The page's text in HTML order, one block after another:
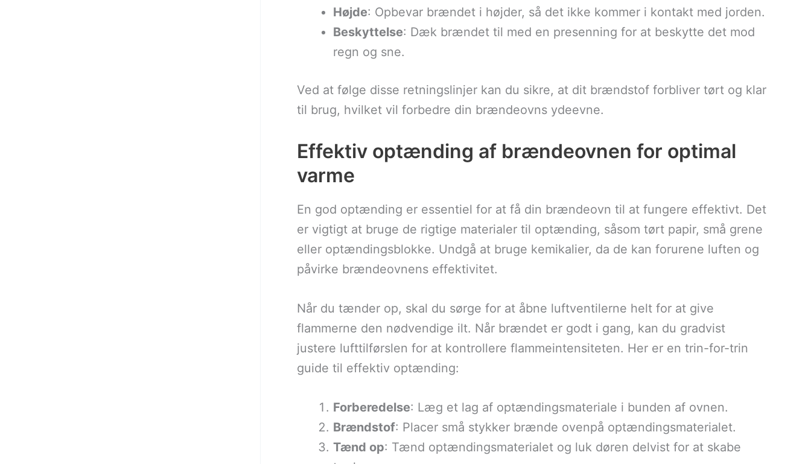
Højde: Opbevar brændet i højder, så det ikke kommer i kontakt med jorden.
Beskyttelse: Dæk brændet til med en presenning for at beskytte det mod
regn og sne.
Ved at følge disse retningslinjer kan du sikre, at dit brændstof forbliver tørt og klar
til brug, hvilket vil forbedre din brændeovns ydeevne.
Effektiv optænding af brændeovnen for optimal
varme
En god optænding er essentiel for at få din brændeovn til at fungere effektivt. Det
er vigtigt at bruge de rigtige materialer til optænding, såsom tørt papir, små grene
eller optændingsblokke. Undgå at bruge kemikalier, da de kan forurene luften og
påvirke brændeovnens effektivitet.
Når du tænder op, skal du sørge for at åbne luftventilerne helt for at give
flammerne den nødvendige ilt. Når brændet er godt i gang, kan du gradvist
justere lufttilførslen for at kontrollere flammeintensiteten. Her er en trin-for-trin
guide til effektiv optænding:
Forberedelse: Læg et lag af optændingsmateriale i bunden af ovnen.
Brændstof: Placer små stykker brænde ovenpå optændingsmaterialet.
Tænd op: Tænd optændingsmaterialet og luk døren delvist for at skabe